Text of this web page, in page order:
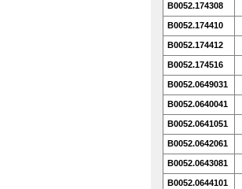
B0052.174308
B0052.174410
B0052.174412
B0052.174516
B0052.0649031
B0052.0640041
B0052.0641051
B0052.0642061
B0052.0643081
B0052.0644101